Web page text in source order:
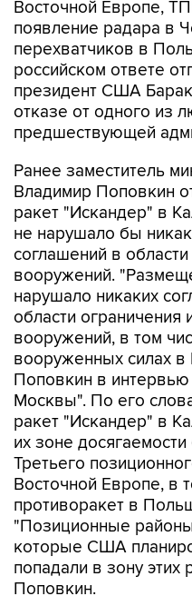
Восточной Европе,
появление радара в
перехватчиков в
российском ответе
президент США
отказе от одного из
предшествующей
Ранее заместитель
Владимир Поповкин
ракет "Искандер" в
не нарушало бы
соглашений в
вооружений.
нарушало никаких
области ограничения
вооружений, в том
вооруженных силах в
Поповкин в
Москвы". По его
ракет "Искандер" в
их зоне
Третьего
Восточной Европе, в
противоракет в
"Позиционные
которые США
попадали в зону этих
Поповкин.